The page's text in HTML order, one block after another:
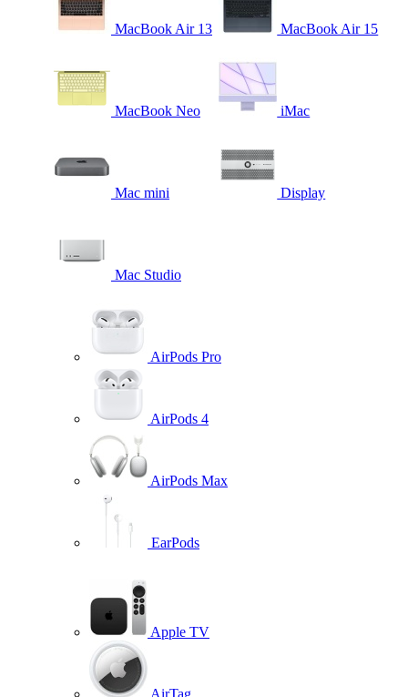
MacBook Air 13 MacBook Air 15
MacBook Neo iMac
Mac mini Display
Mac Studio
AirPods Pro
AirPods 4
AirPods Max
EarPods
Apple TV